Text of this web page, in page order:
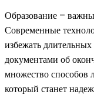
Образование –
Современные
избежать
документами об
множество способов
который станет